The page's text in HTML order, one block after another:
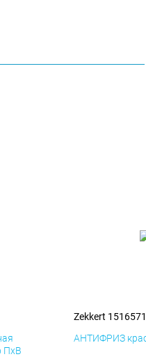
ПхВ
Zekkert
АНТИФРИЗ